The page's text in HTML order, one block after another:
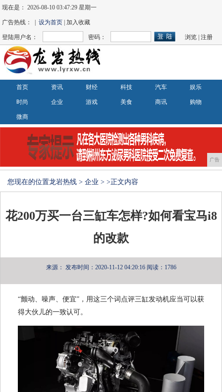
现在是：2026-08-10 03:47:30 星期一
广告热线： |设为首页 | 加入收藏
登陆用户名： 密码： 浏览 |注册
首页 资讯 财经 科技 汽车 娱乐
时尚 企业 游戏 美食 商讯 购物
微商
广告
您现在的位置龙岩热线 > 企业 > >正文内容
花200万买一台三缸车怎样?如何看宝马i8
的改款
来源： 发布时间：2020-11-12 04:20:16 阅读：1786
“颤动、噪声、便宜”，用这三个词点评三缸发动机应当可以获
得大伙儿的一致认可。